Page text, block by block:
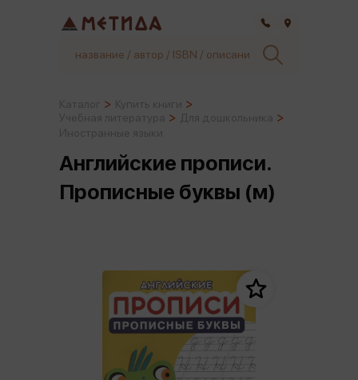
Английские прописи.
Прописные буквы (м)